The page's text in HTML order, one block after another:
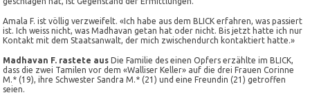
Amala F. ist völlig verzweifelt. «Ich habe aus dem BLICK erfahren, was passiert
ist. Ich weiss nicht, was Madhavan getan hat oder nicht. Bis jetzt hatte ich nur
Kontakt mit dem Staatsanwalt, der mich zwischendurch kontaktiert hatte.»
Madhavan F. rastete aus Die Familie des einen Opfers erzählte im BLICK,
dass die zwei Tamilen vor dem «Walliser Keller» auf die drei Frauen Corinne
M.* (19), ihre Schwester Sandra M.* (21) und eine Freundin (21) getroffen
seien.